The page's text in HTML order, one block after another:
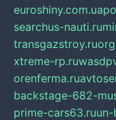
euroshiny.com.ua
searchus-nauti.ru
transgazstroy.ru
xtreme-rp.ru
orenferma.ru
backstage-682-
prime-cars63.ruun-